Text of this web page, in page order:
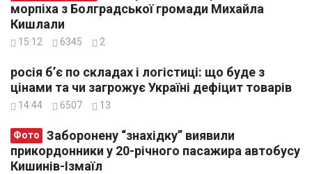
морпіха з Болградської громади Михайла
Кишлали
15:12 6345 2
росія б’є по складах і логістиці: що буде з
цінами та чи загрожує Україні дефіцит товарів
14:44 6507 13
Фото
прикордонники у 20-річного пасажира автобусу
Кишинів-Ізмаїл